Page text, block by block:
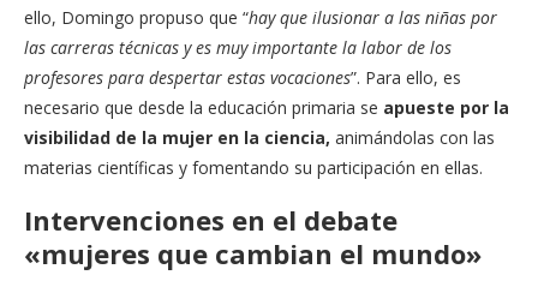
ello, Domingo propuso que “hay que ilusionar a las niñas por
las carreras técnicas y es muy importante la labor de los
profesores para despertar estas vocaciones”. Para ello, es
necesario que desde la educación primaria se apueste por la
visibilidad de la mujer en la ciencia, animándolas con las
materias científicas y fomentando su participación en ellas.
Intervenciones en el debate
«mujeres que cambian el mundo»